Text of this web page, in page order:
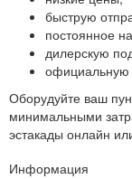
быструю
постоянное
дилерскую
официальную
Оборудуйте ваш
минимальными
эстакады онлайн
Информация